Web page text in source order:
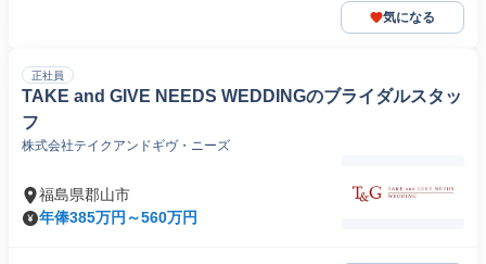
気になる
正社員
TAKE and GIVE NEEDS WEDDINGのブライダルスタッ
フ
株式会社テイクアンドギヴ・ニーズ
福島県郡山市
年俸385万円～560万円